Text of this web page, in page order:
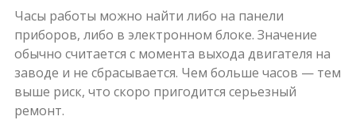
Часы работы можно найти либо на панели
приборов, либо в электронном блоке. Значение
обычно считается с момента выхода двигателя на
заводе и не сбрасывается. Чем больше часов — тем
выше риск, что скоро пригодится серьезный
ремонт.